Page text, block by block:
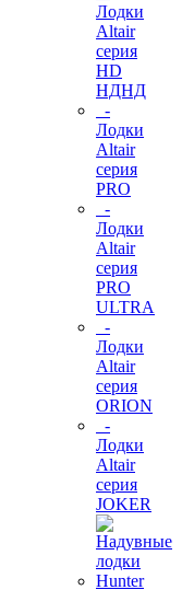
Лодки
Altair
серия
HD
НДНД
-
Лодки
Altair
серия
PRO
-
Лодки
Altair
серия
PRO
ULTRA
-
Лодки
Altair
серия
ORION
-
Лодки
Altair
серия
JOKER